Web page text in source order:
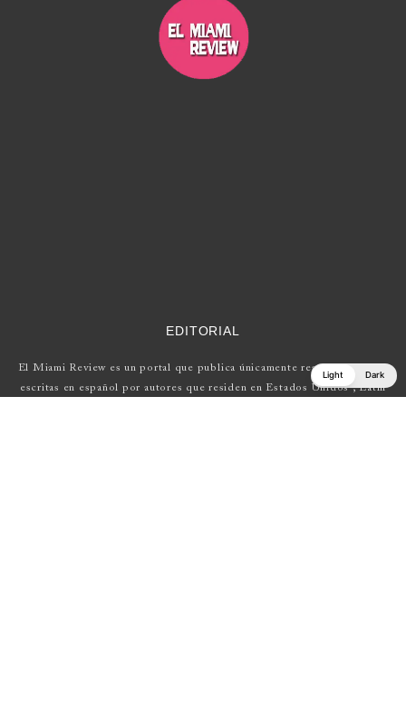
EDITORIAL
El Miami Review es un portal que publica únicamente reseñas de obras
escritas en español por autores que residen en Estados Unidos , Latin
Light Dark